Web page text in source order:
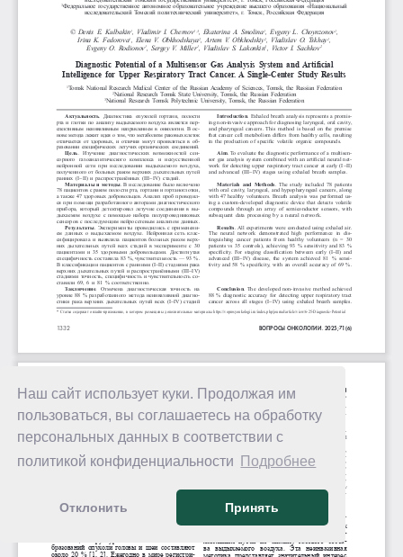
Наш сайт использует куки. Продолжая им
пользоваться, вы соглашаетесь на обработку
персональных данных в соответствии с
политикой конфиденциальности
Подробнее
Отклонить Принять